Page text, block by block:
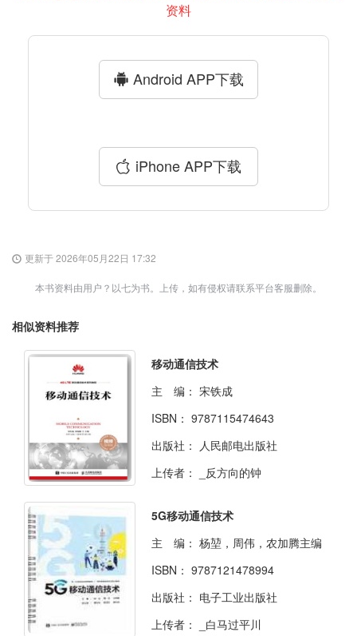
资料
Android APP下载
iPhone APP下载
更新于 2026年05月22日 17:32
本书资料由用户？以七为书。上传，如有侵权请联系平台客服删除。
相似资料推荐
移动通信技术
主 编： 宋铁成
ISBN： 9787115474643
出版社： 人民邮电出版社
上传者：
_反方向的钟
5G移动通信技术
主 编： 杨堃，周伟，农加腾主编
ISBN： 9787121478994
出版社： 电子工业出版社
上传者：
_白马过平川